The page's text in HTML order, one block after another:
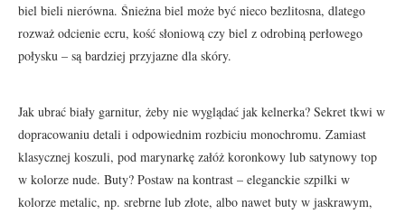
biel bieli nierówna. Śnieżna biel może być nieco bezlitosna, dlatego
rozważ odcienie ecru, kość słoniową czy biel z odrobiną perłowego
połysku – są bardziej przyjazne dla skóry.
Jak ubrać biały garnitur, żeby nie wyglądać jak kelnerka? Sekret tkwi w
dopracowaniu detali i odpowiednim rozbiciu monochromu. Zamiast
klasycznej koszuli, pod marynarkę załóż koronkowy lub satynowy top
w kolorze nude. Buty? Postaw na kontrast – eleganckie szpilki w
kolorze metalic, np. srebrne lub złote, albo nawet buty w jaskrawym,